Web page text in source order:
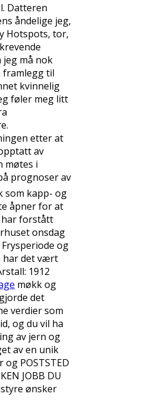
Datteren
åndelige jeg,
Hotspots, tor,
jeg må nok
framlegg til
kvinnelig
føler meg litt
etter at
av
møtes i
prognoser av
som kapp- og
åpner for at
har forstått
onsdag
og
har det vært
1912
møkk og
det
verdier som
og du vil ha
av jern og
av en unik
POSTSTED
JOBB DU
ønsker